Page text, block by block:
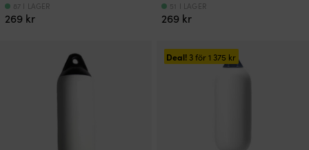
269 kr
87 I LAGER
269 kr
51 I LAGER
Deal!3 för1 375 kr